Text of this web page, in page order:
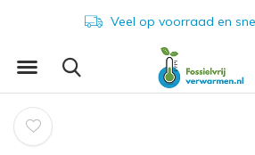
Uitstekende service en